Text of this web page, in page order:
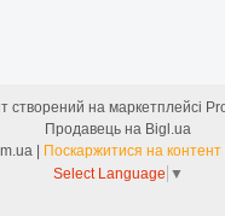
створений на маркетплейсі
Продавець на Bigl.ua
Інтернет магазин i-maxi.com.ua | Поскаржитися на контент
Select Language ▼